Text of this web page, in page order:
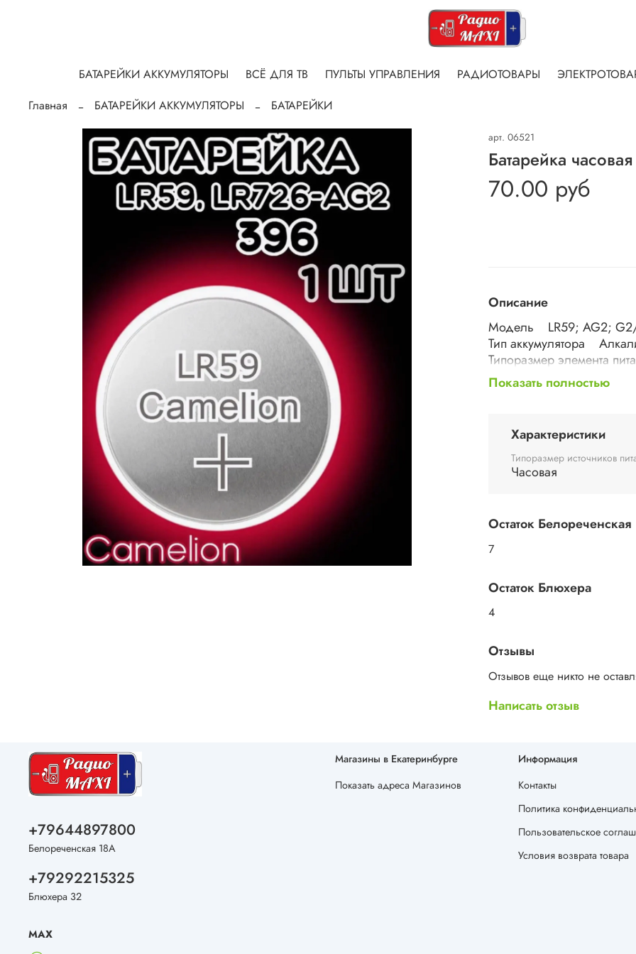
БАТАРЕЙКИ АККУМУЛЯТОРЫ ВСЁ ДЛЯ ТВ ПУЛЬТЫ УПРАВЛЕНИЯ РАДИОТОВАРЫ
Главная
БАТАРЕЙКИ АККУМУЛЯТОРЫ БАТАРЕЙКИ
арт. 06521
Батарейка
70.00 руб
Описание
Модель LR59; AG2;
Тип аккумулятора
Типоразмер элемента
Емкость аккумулятора
Напряжение 1.5 В; 1.5 V
круглая
Энергоемкость
Страна производства
Показать полностью
Характеристики
Типоразмер источников
Часовая
Остаток Белореченская
7
Остаток Блюхера
4
Отзывы
Отзывов еще никто не
Написать отзыв
Магазины в Екатеринбурге
Показать адреса Магазинов
Информация
Контакты
Политика
Пользовательское
Условия возврата товара
+79644897800
Белореченская 18А
+79292215325
Блюхера 32
MAX